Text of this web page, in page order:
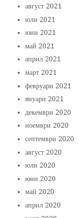
август 2021
юли 2021
юни 2021
май 2021
април 2021
март 2021
февруари 2021
януари 2021
декември 2020
ноември 2020
септември 2020
август 2020
юли 2020
юни 2020
май 2020
април 2020